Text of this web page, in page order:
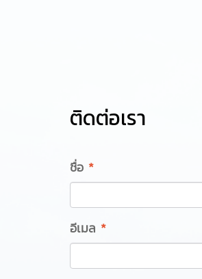
ติดต่อเรา
ชื่อ *
อีเมล *